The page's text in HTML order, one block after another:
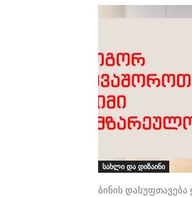
სახლი და დიზაინი
ბინის